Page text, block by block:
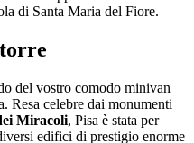
di Santa Maria del Fiore.
del vostro comodo minivan
Resa celebre dai monumenti
Miracoli, Pisa è stata per
edifici di prestigio enorme